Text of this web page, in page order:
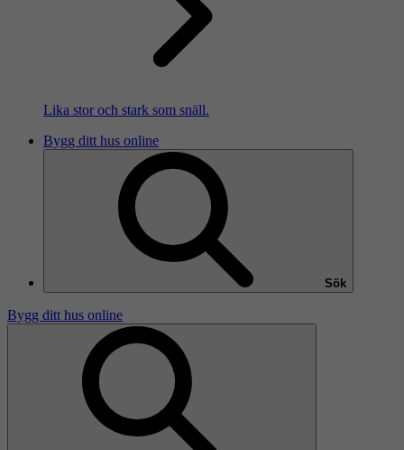
Lika stor och stark som snäll.
Bygg ditt hus online
Sök
Bygg ditt hus online